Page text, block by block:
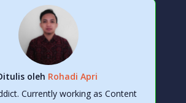
oleh Rohadi Apri
Currently working as Content